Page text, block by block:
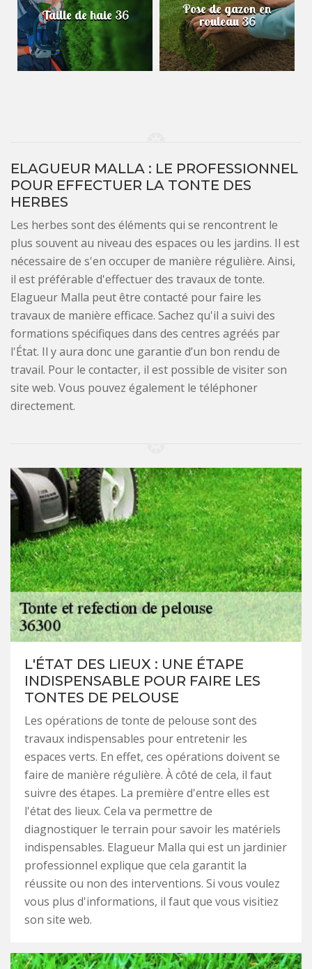
Taille de haie 36 Pose de gazon en
rouleau 36
ELAGUEUR MALLA : LE PROFESSIONNEL
POUR EFFECTUER LA TONTE DES
HERBES
Les herbes sont des éléments qui se rencontrent le
plus souvent au niveau des espaces ou les jardins. Il est
nécessaire de s'en occuper de manière régulière. Ainsi,
il est préférable d'effectuer des travaux de tonte.
Elagueur Malla peut être contacté pour faire les
travaux de manière efficace. Sachez qu'il a suivi des
formations spécifiques dans des centres agréés par
l'État. Il y aura donc une garantie d’un bon rendu de
travail. Pour le contacter, il est possible de visiter son
site web. Vous pouvez également le téléphoner
directement.
L'ÉTAT DES LIEUX : UNE ÉTAPE
INDISPENSABLE POUR FAIRE LES
TONTES DE PELOUSE
Les opérations de tonte de pelouse sont des
travaux indispensables pour entretenir les
espaces verts. En effet, ces opérations doivent se
faire de manière régulière. À côté de cela, il faut
suivre des étapes. La première d'entre elles est
l'état des lieux. Cela va permettre de
diagnostiquer le terrain pour savoir les matériels
indispensables. Elagueur Malla qui est un jardinier
professionnel explique que cela garantit la
réussite ou non des interventions. Si vous voulez
vous plus d'informations, il faut que vous visitiez
son site web.